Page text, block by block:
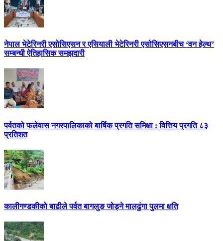
नेपाल भेटेरिनरी एसोसिएसन र एसियाली भेटेरिनरी एसोसिएसनबीच ‘वन हेल्थ’
सम्बन्धी ऐतिहासिक समझदारी
पर्वतको फलेवास नगरपालिकाको बार्षिक प्रगति समिक्षा : वित्तिय प्रगति ८३
प्रतिशत
कालीगण्डकीको बाढीले पर्वत बागलुङ जोड्ने मालढुंगा पुलमा क्षति